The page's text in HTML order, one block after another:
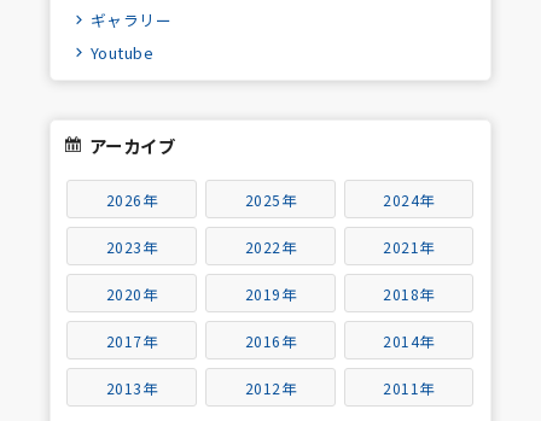
ギャラリー
Youtube
アーカイブ
2026年 2025年 2024年
2023年 2022年 2021年
2020年 2019年 2018年
2017年 2016年 2014年
2013年 2012年 2011年